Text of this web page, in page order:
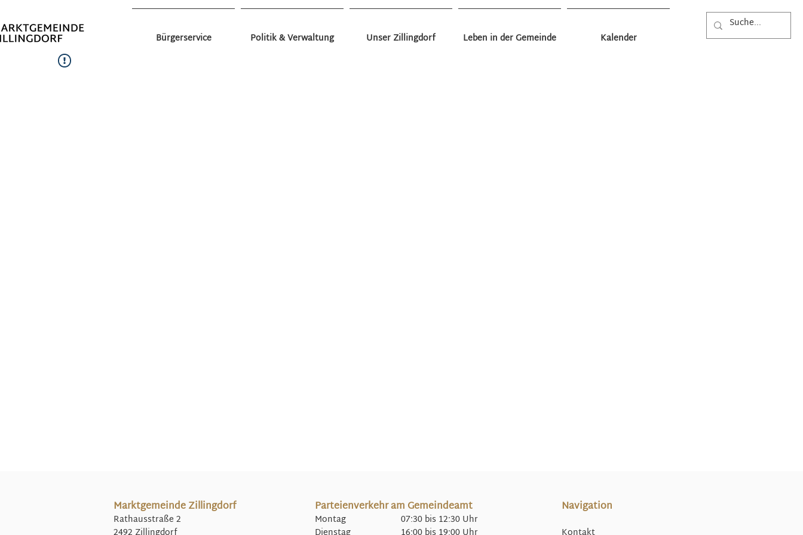
Bürgerservice Politik & Verwaltung Unser Zillingdorf Leben in der Gemeinde Kalender
Marktgemeinde Zillingdorf
Rathausstraße 2
Parteienverkehr am Gemeindeamt
Montag 07:30 bis 12:30 Uhr
Navigation